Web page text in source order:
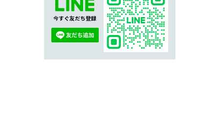
今すぐ友だち登録